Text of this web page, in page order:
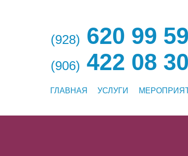
(928) 620 99 59
(906) 422 08 30
ГЛАВНАЯ УСЛУГИ